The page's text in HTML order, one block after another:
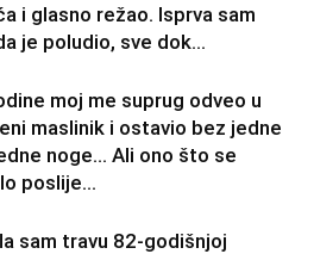
i glasno režao. Isprva sam
je poludio, sve dok...
moj me suprug odveo u
maslinik i ostavio bez jedne
noge… Ali ono što se
poslije...
sam travu 82-godišnjoj